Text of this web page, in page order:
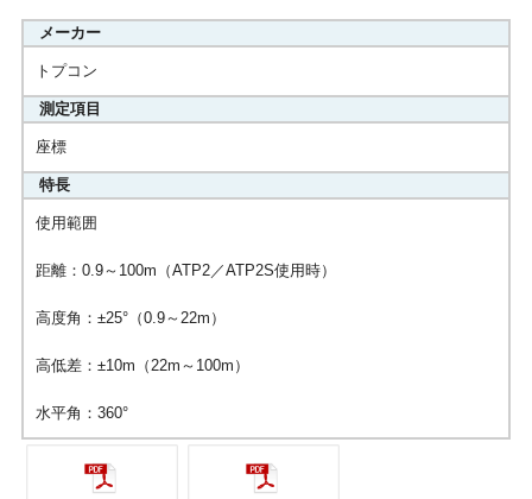
メーカー
トプコン
測定項目
座標
特長
使用範囲
距離：0.9～100m（ATP2／ATP2S使用時）
高度角：±25°（0.9～22m）
高低差：±10m（22m～100m）
水平角：360°